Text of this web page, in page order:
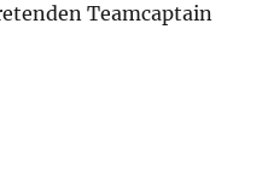
Teamcaptain